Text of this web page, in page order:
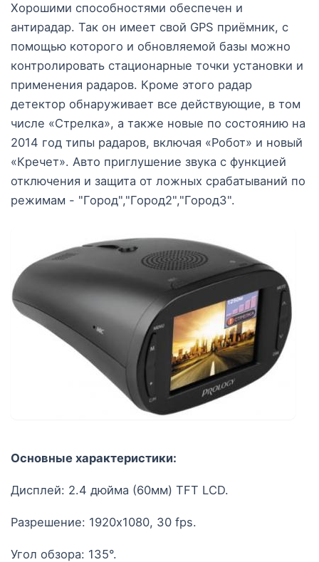
Хорошими способностями обеспечен и
антирадар. Так он имеет свой GPS приёмник, с
помощью которого и обновляемой базы можно
контролировать стационарные точки установки и
применения радаров. Кроме этого радар
детектор обнаруживает все действующие, в том
числе «Стрелка», а также новые по состоянию на
2014 год типы радаров, включая «Робот» и новый
«Кречет». Авто приглушение звука с функцией
отключения и защита от ложных срабатываний по
режимам - "Город","Город2","Город3".
Основные характеристики:
Дисплей: 2.4 дюйма (60мм) TFT LCD.
Разрешение: 1920x1080, 30 fps.
Угол обзора: 135°.